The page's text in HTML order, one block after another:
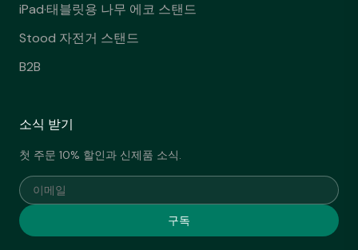
iPad·태블릿용 나무 에코 스탠드
Stood 자전거 스탠드
B2B
소식 받기
첫 주문 10% 할인과 신제품 소식.
이메일
구독